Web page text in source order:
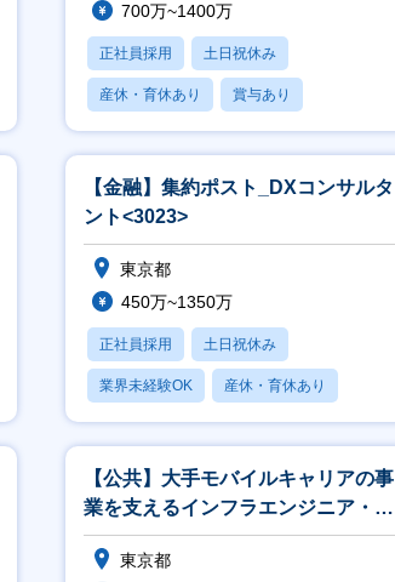
700万~1400万
正社員採用 土日祝休み
産休・育休あり 賞与あり
フレックス
【金融】集約ポスト_DXコンサルタ
ント<3023>
東京都
450万~1350万
正社員採用 土日祝休み
業界未経験OK 産休・育休あり
賞与あり
【公共】大手モバイルキャリアの事
業を支えるインフラエンジニア・イ
ンフラアーキテクト<188>
東京都